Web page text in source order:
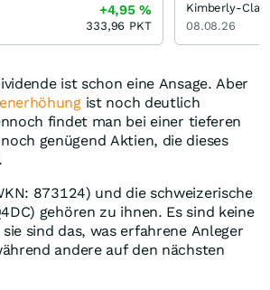
ist schon eine Ansage. Aber
ist noch deutlich
findet man bei einer tieferen
genügend Aktien, die dieses
873124) und die schweizerische
gehören zu ihnen. Es sind keine
sind das, was erfahrene Anleger
andere auf den nächsten
+4,95%
333,96 PKT
Kimberly-Clark
08.08.26